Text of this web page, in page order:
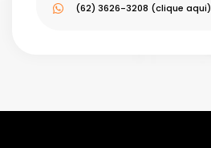
(62) 3626-3208 (clique aqui)